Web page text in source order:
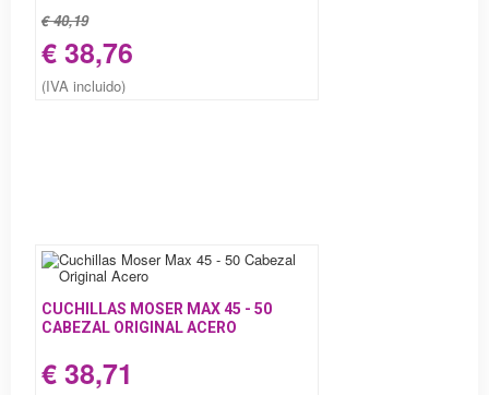
€ 40,19
€ 38,76
(IVA incluido)
CUCHILLAS MOSER MAX 45 - 50
CABEZAL ORIGINAL ACERO
€ 38,71